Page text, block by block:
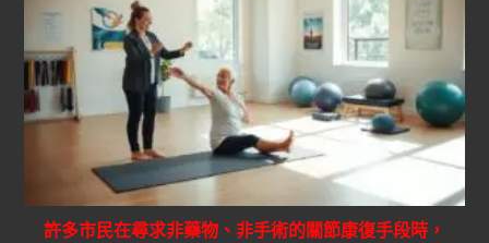
許多市民在尋求非藥物、非手術的關節康復手段時，